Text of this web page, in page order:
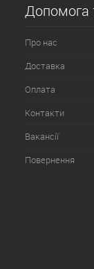
Допомога
Про нас
Доставка
Оплата
Контакти
Вакансії
Повернення